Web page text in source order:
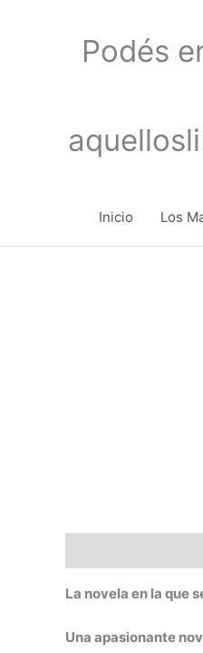
Podés
Inicio Los
La novela en la que
Una apasionante